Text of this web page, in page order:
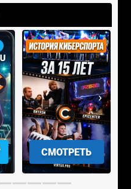
УЧАСТВОВАТЬ
›